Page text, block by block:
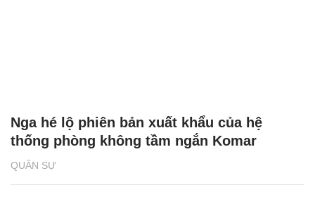
QUÂN SỰ
Nga hé lộ phiên bản xuất khẩu của hệ
thống phòng không tầm ngắn Komar